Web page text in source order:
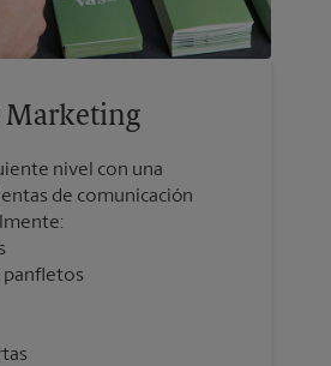
Marketing
nivel con una
de comunicación
panfletos